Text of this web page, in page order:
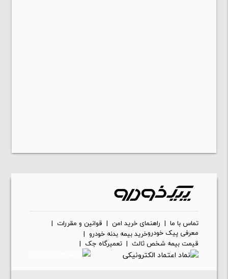
تماس با ما| راهنمای خرید امن| قوانین و مقررات|
معرفی پیک خودروخرید بیمه بدنه خودرو|
قیمت بیمه شخص ثالث| تعمیرگاه جک |